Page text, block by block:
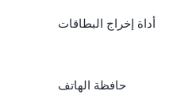
أداة إخراج البطاقات
حافظة الهاتف